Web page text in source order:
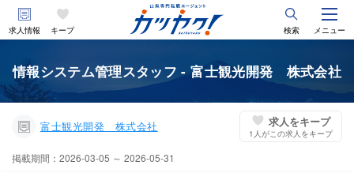
求人情報 キープ 検索 メニュー
情報システム管理スタッフ - 富士観光開発 株式会社
富士観光開発 株式会社 求人をキープ
1 人がこの求人をキープ
掲載期間：2026-03-05 ～ 2026-05-31